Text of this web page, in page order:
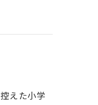
えた小学